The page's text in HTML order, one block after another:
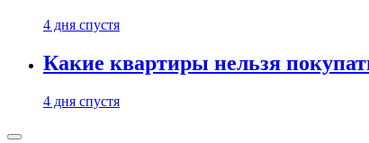
4 дня спустя
Какие квартиры нельзя
4 дня спустя